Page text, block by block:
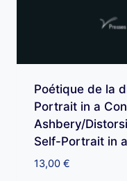
Poétique de la
Portrait in a
Ashbery/
Self-Portrait in
13,00 €